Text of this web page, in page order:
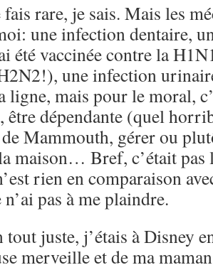
rare, je sais. Mais les
une infection dentaire,
été vaccinée contre la
une infection
ligne, mais pour le moral,
être dépendante (quel
Mammouth, gérer ou
maison… Bref, c’était pas
rien en comparaison
pas à me plaindre.
juste, j’étais à Disney
merveille et de ma